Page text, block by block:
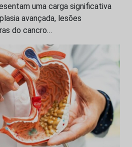
uma carga significativa
avançada, lesões
do cancro…